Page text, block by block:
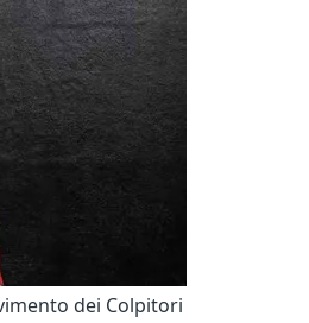
dei Colpitori